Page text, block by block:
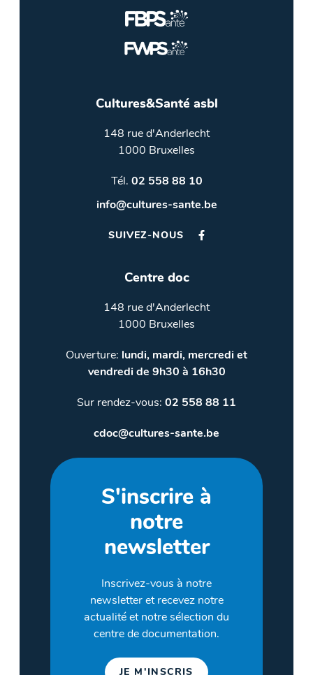
Cultures&Santé asbl
148 rue d'Anderlecht
1000 Bruxelles
Tél. 02 558 88 10
info@cultures-sante.be
SUIVEZ-NOUS
Centre doc
148 rue d'Anderlecht
1000 Bruxelles
Ouverture: lundi, mardi, mercredi et
vendredi de 9h30 à 16h30
Sur rendez-vous: 02 558 88 11
cdoc@cultures-sante.be
S'inscrire à
notre
newsletter
Inscrivez-vous à notre
newsletter et recevez notre
actualité et notre sélection du
centre de documentation.
JE M'INSCRIS